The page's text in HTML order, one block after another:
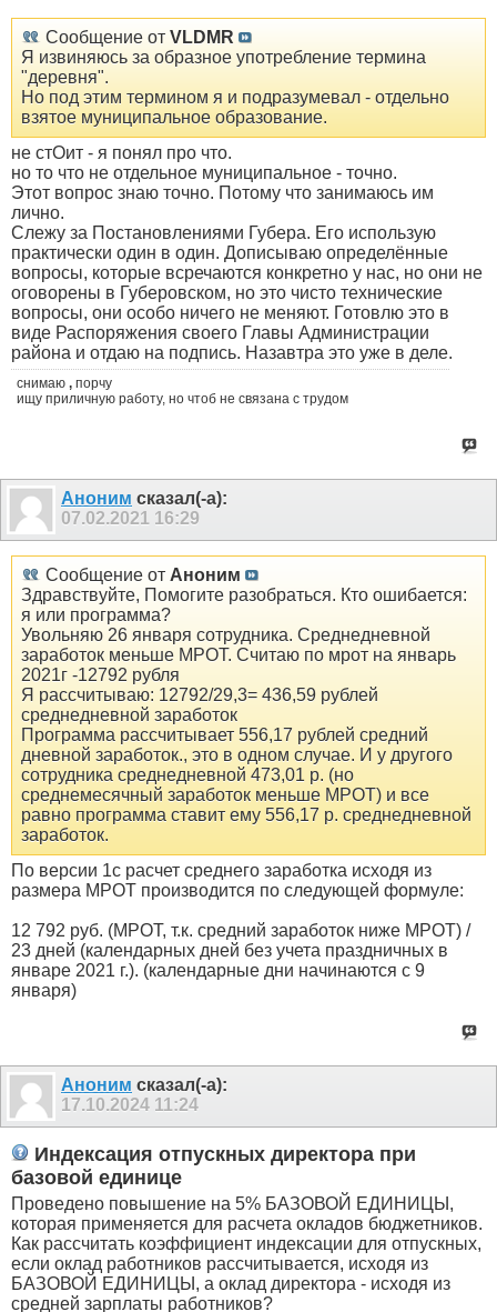
Сообщение от VLDMR
Я извиняюсь за образное употребление термина
"деревня".
Но под этим термином я и подразумевал - отдельно
взятое муниципальное образование.
не стОит - я понял про что.
но то что не отдельное муниципальное - точно.
Этот вопрос знаю точно. Потому что занимаюсь им
лично.
Слежу за Постановлениями Губера. Его использую
практически один в один. Дописываю определённые
вопросы, которые всречаются конкретно у нас, но они не
оговорены в Губеровском, но это чисто технические
вопросы, они особо ничего не меняют. Готовлю это в
виде Распоряжения своего Главы Администрации
района и отдаю на подпись. Назавтра это уже в деле.
снимаю , порчу
ищу приличную работу, но чтоб не связана с трудом
Аноним сказал(-а):
07.02.2021 16:29
Сообщение от Аноним
Здравствуйте, Помогите разобраться. Кто ошибается:
я или программа?
Увольняю 26 января сотрудника. Среднедневной
заработок меньше МРОТ. Считаю по мрот на январь
2021г -12792 рубля
Я рассчитываю: 12792/29,3= 436,59 рублей
среднедневной заработок
Программа рассчитывает 556,17 рублей средний
дневной заработок., это в одном случае. И у другого
сотрудника среднедневной 473,01 р. (но
среднемесячный заработок меньше МРОТ) и все
равно программа ставит ему 556,17 р. среднедневной
заработок.
По версии 1с расчет среднего заработка исходя из
размера МРОТ производится по следующей формуле:
12 792 руб. (МРОТ, т.к. средний заработок ниже МРОТ) /
23 дней (календарных дней без учета праздничных в
январе 2021 г.). (календарные дни начинаются с 9
января)
Аноним сказал(-а):
17.10.2024 11:24
Индексация отпускных директора при
базовой единице
Проведено повышение на 5% БАЗОВОЙ ЕДИНИЦЫ,
которая применяется для расчета окладов бюджетников.
Как рассчитать коэффициент индексации для отпускных,
если оклад работников рассчитывается, исходя из
БАЗОВОЙ ЕДИНИЦЫ, а оклад директора - исходя из
средней зарплаты работников?